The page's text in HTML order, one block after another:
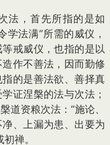
，首先所指的是如
学法满”所需的威仪，
戒威仪，也指的是以
作不善法，因而勤修
的是善法欲、善择真
证涅槃的法与次法；
道资粮次法：“施论、
、上漏为患、出要为
禅。